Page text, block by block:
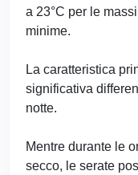
a 23°C per le
minime.
La caratteristica
significativa
notte.
Mentre durante le
secco, le serate